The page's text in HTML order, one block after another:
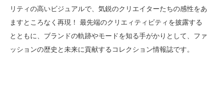
リティの高いビジュアルで、気鋭のクリエイターたちの感性をあ
ますところなく再現！ 最先端のクリエィティビティを披露する
とともに、ブランドの軌跡やモードを知る手がかりとして、ファ
ッションの歴史と未来に貢献するコレクション情報誌です。